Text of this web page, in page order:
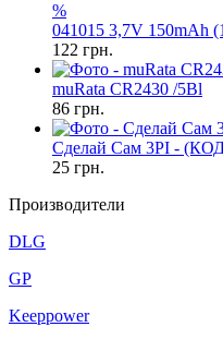
%
041015 3,7V 150mAh
122 грн.
muRata CR2430 /5Bl
86 грн.
Сделай Сам 3PI -
25 грн.
Производители
DLG
GP
Keeppower